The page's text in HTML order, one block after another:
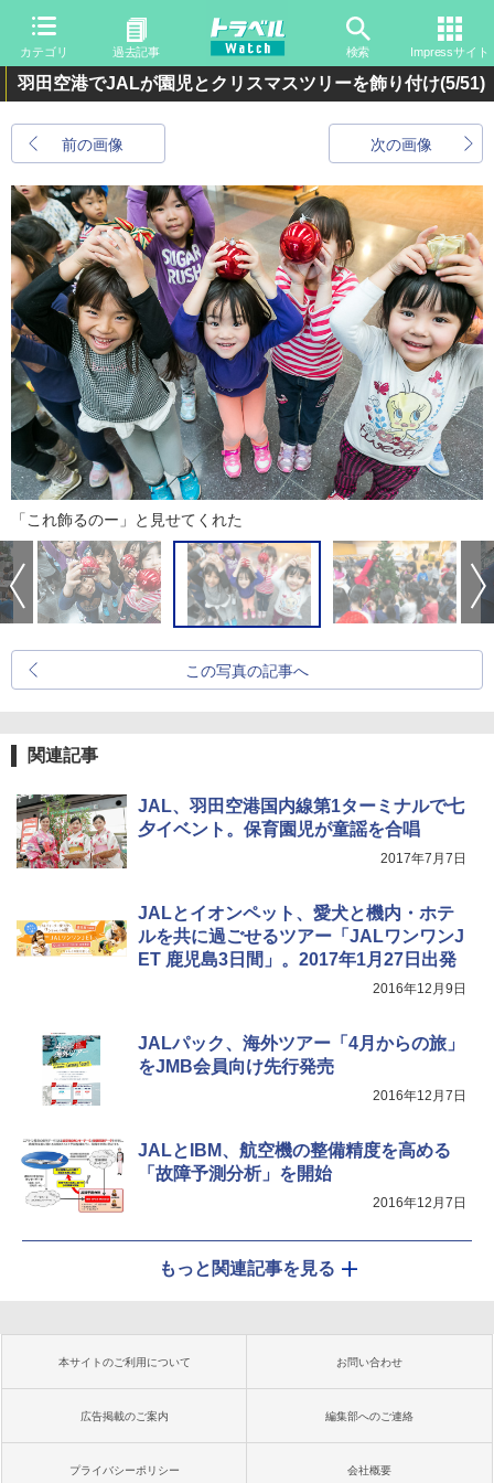
カテゴリ 過去記事 検索 Impressサイト
羽田空港でJALが園児とクリスマスツリーを飾り付け(5/51)
前の画像 次の画像
「これ飾るのー」と見せてくれた
この写真の記事へ
関連記事
JAL、羽田空港国内線第1ターミナルで七
夕イベント。保育園児が童謡を合唱
2017年7月7日
JALとイオンペット、愛犬と機内・ホテ
ルを共に過ごせるツアー「JALワンワンJ
ET 鹿児島3日間」。2017年1月27日出発
2016年12月9日
JALパック、海外ツアー「4月からの旅」
をJMB会員向け先行発売
2016年12月7日
JALとIBM、航空機の整備精度を高める
「故障予測分析」を開始
2016年12月7日
もっと関連記事を見る
本サイトのご利用について お問い合わせ
広告掲載のご案内 編集部へのご連絡
プライバシーポリシー 会社概要